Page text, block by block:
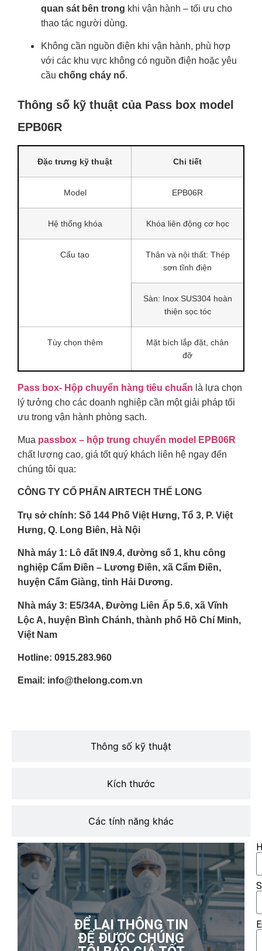
quan sát bên trong khi vận hành – tối ưu cho
thao tác người dùng.
Không cần nguồn điện khi vận hành, phù hợp
với các khu vực không có nguồn điện hoặc yêu
cầu chống cháy nổ.
Thông số kỹ thuật của Pass box model
EPB06R
Đặc trưng kỹ thuật Chi tiết
Model EPB06R
Hệ thống khóa Khóa liên động cơ học
Cấu tạo
Thân và nội thất: Thép
sơn tĩnh điện
Sàn: Inox SUS304 hoàn
thiện sọc tóc
Tùy chọn thêm
Mặt bích lắp đặt, chân
đỡ
Pass box- Hộp chuyển hàng tiêu chuẩn là lựa chọn
lý tưởng cho các doanh nghiệp cần một giải pháp tối
ưu trong vận hành phòng sạch.
Mua passbox – hộp trung chuyển model EPB06R
chất lượng cao, giá tốt quý khách liên hệ ngay đến
chúng tôi qua:
CÔNG TY CỔ PHẨN AIRTECH THẾ LONG
Trụ sở chính: Số 144 Phố Việt Hưng, Tổ 3, P. Việt
Hưng, Q. Long Biên, Hà Nội
Nhà máy 1: Lô đất IN9.4, đường số 1, khu công
nghiệp Cẩm Điền – Lương Điền, xã Cẩm Điền,
huyện Cẩm Giàng, tỉnh Hải Dương.
Nhà máy 3: E5/34A, Đường Liên Ấp 5.6, xã Vĩnh
Lộc A, huyện Bình Chánh, thành phố Hồ Chí Minh,
Việt Nam
Hotline: 0915.283.960
Email: info@thelong.com.vn
Thông số kỹ thuật
Kích thước
Các tính năng khác
ĐỂ LẠI THÔNG TIN
ĐỂ ĐƯỢC CHÚNG